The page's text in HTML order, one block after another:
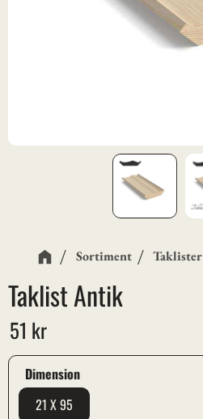
Sortiment Taklister
Taklist Antik
51 kr
Dimension
21 X 95